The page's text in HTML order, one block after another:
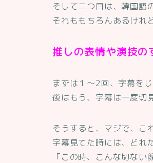
そして二つ目は、韓国語
それももちろんあるけれど
推しの表情や演技の
まずは１～2回、字幕を
後はもう、字幕は一度切
そうすると、マジで、こ
字幕見てた時には、どれ
「この時、こんな切ない